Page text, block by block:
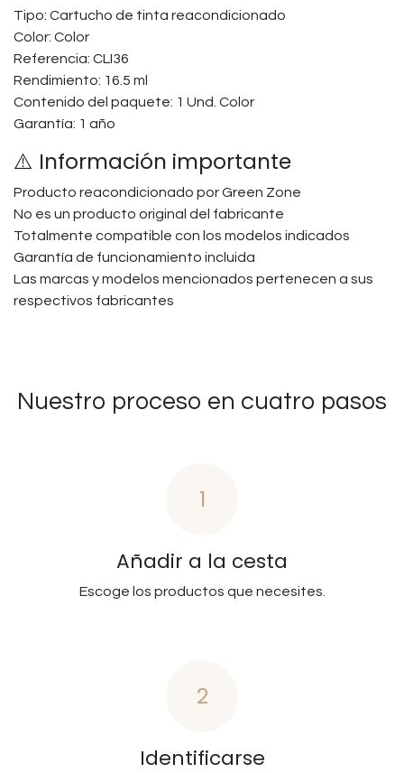
Tipo: Cartucho de tinta reacondicionado
Color: Color
Referencia: CLI36
Rendimiento: 16.5 ml
Contenido del paquete: 1 Und. Color
Garantía: 1 año
⚠️ Información importante
Producto reacondicionado por Green Zone
No es un producto original del fabricante
Totalmente compatible con los modelos indicados
Garantía de funcionamiento incluida
Las marcas y modelos mencionados pertenecen a sus
respectivos fabricantes
Nuestro proceso en cuatro pasos
1
Añadir a la cesta
Escoge los productos que necesites.
2
Identificarse